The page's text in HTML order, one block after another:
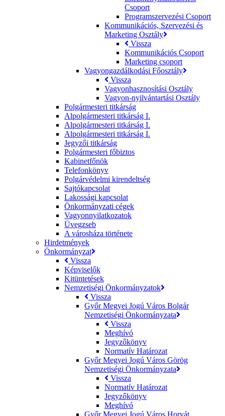
Csoport
Programszervezési Csoport
Kommunikációs, Szervezési és
Marketing Osztály
Vissza
Kommunikációs Csoport
Marketing csoport
Vagyongazdálkodási Főosztály
Vissza
Vagyonhasznosítási Osztály
Vagyon-nyilvántartási Osztály
Polgármesteri titkárság
Alpolgármesteri titkárság I.
Alpolgármesteri titkárság I.
Alpolgármesteri titkárság I.
Jegyzői titkárság
Polgármesteri főbiztos
Kabinetfőnök
Telefonkönyv
Polgárvédelmi kirendeltség
Sajtókapcsolat
Lakossági kapcsolat
Önkormányzati cégek
Vagyonnyilatkozatok
Üvegzseb
A városháza története
Hirdetmények
Önkormányzat
Vissza
Képviselők
Kitüntetések
Nemzetiségi Önkormányzatok
Vissza
Győr Megyei Jogú Város Bolgár
Nemzetiségi Önkormányzata
Vissza
Meghívó
Jegyzőkönyv
Normatív Határozat
Győr Megyei Jogú Város Görög
Nemzetiségi Önkormányzata
Vissza
Normatív Határozat
Jegyzőkönyv
Meghívó
Győr Megyei Jogú Város Horvát